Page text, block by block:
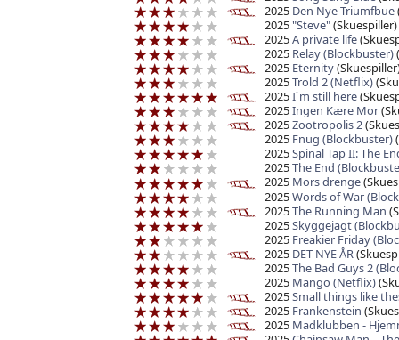
2025 Den Nye Triumfbue
2025"Steve"(Skuespiller)
2025A private life
2025 Relay (Blockbuster)
2025 Eternity
2025Trold 2 (Netflix)
2025I`m still here
2025Ingen Kære Mor
2025Zootropolis 2
2025 Fnug (Blockbuster)
2025Spinal Tap II: The
2025The End
2025 Mors drenge
2025Words of War
2025The Running Man
2025Skyggejagt
2025 Freakier Friday
2025 DET NYE ÅR
2025The Bad Guys 2
2025 Mango (Netflix)
2025Small things like
2025 Frankenstein
2025 Madklubben -